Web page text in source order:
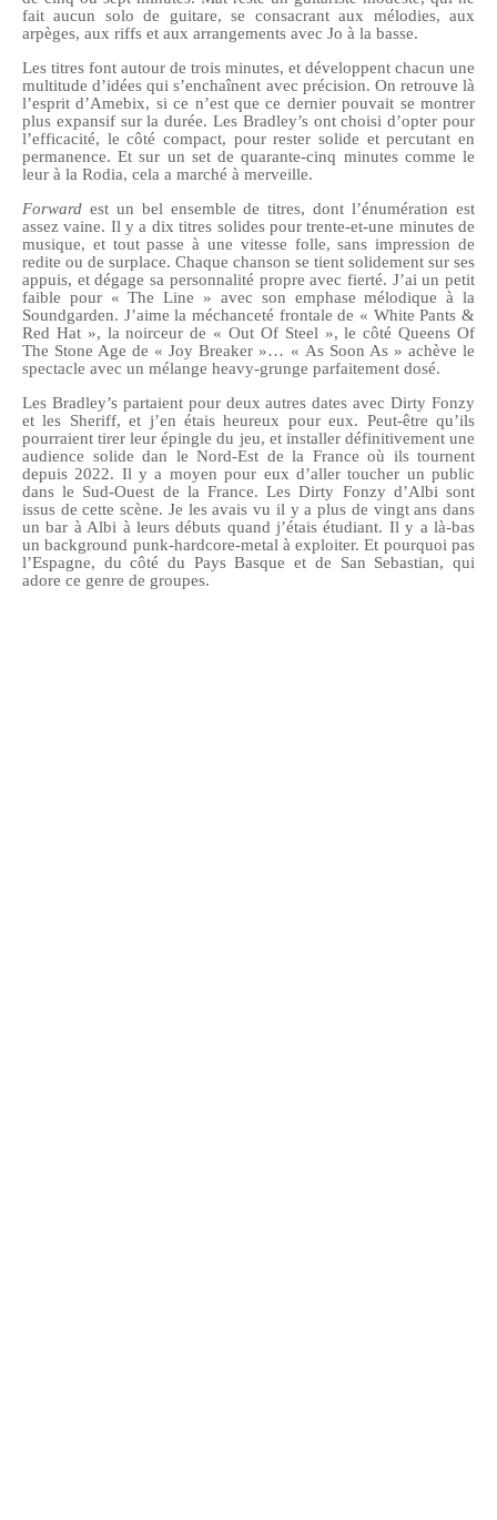
fait aucun solo de guitare, se consacrant aux mélodies, aux
arpèges, aux riffs et aux arrangements avec Jo à la basse.
Les titres font autour de trois minutes, et développent chacun une
multitude d’idées qui s’enchaînent avec précision. On retrouve là
l’esprit d’Amebix, si ce n’est que ce dernier pouvait se montrer
plus expansif sur la durée. Les Bradley’s ont choisi d’opter pour
l’efficacité, le côté compact, pour rester solide et percutant en
permanence. Et sur un set de quarante-cinq minutes comme le
leur à la Rodia, cela a marché à merveille.
Forward est un bel ensemble de titres, dont l’énumération est
assez vaine. Il y a dix titres solides pour trente-et-une minutes de
musique, et tout passe à une vitesse folle, sans impression de
redite ou de surplace. Chaque chanson se tient solidement sur ses
appuis, et dégage sa personnalité propre avec fierté. J’ai un petit
faible pour « The Line » avec son emphase mélodique à la
Soundgarden. J’aime la méchanceté frontale de « White Pants &
Red Hat », la noirceur de « Out Of Steel », le côté Queens Of
The Stone Age de « Joy Breaker »… « As Soon As » achève le
spectacle avec un mélange heavy-grunge parfaitement dosé.
Les Bradley’s partaient pour deux autres dates avec Dirty Fonzy
et les Sheriff, et j’en étais heureux pour eux. Peut-être qu’ils
pourraient tirer leur épingle du jeu, et installer définitivement une
audience solide dan le Nord-Est de la France où ils tournent
depuis 2022. Il y a moyen pour eux d’aller toucher un public
dans le Sud-Ouest de la France. Les Dirty Fonzy d’Albi sont
issus de cette scène. Je les avais vu il y a plus de vingt ans dans
un bar à Albi à leurs débuts quand j’étais étudiant. Il y a là-bas
un background punk-hardcore-metal à exploiter. Et pourquoi pas
l’Espagne, du côté du Pays Basque et de San Sebastian, qui
adore ce genre de groupes.